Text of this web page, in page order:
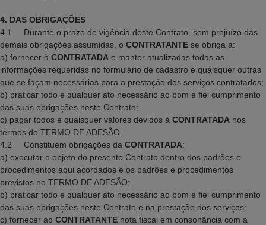
4. DAS OBRIGAÇÕES
4.1 Durante o prazo de vigência deste Contrato, sem prejuízo das
demais obrigações assumidas, o CONTRATANTE se obriga a:
a) fornecer à CONTRATADA e manter atualizadas todas as
informações requeridas no formulário de cadastro e quaisquer outras
que se façam necessárias para a prestação dos serviços contratados;
b) praticar todo e qualquer ato necessário ao bom e fiel cumprimento
das suas obrigações neste Contrato;
c) pagar todos e quaisquer valores devidos à CONTRATADA nos
termos do TERMO DE ADESÃO.
4.2 Constituem obrigações da CONTRATADA:
a) executar o objeto do presente Contrato dentro dos padrões e
procedimentos aqui acordados e os padrões e procedimentos
previstos no TERMO DE ADESÃO;
b) praticar todo e qualquer ato necessário ao bom e fiel cumprimento
das suas obrigações neste Contrato e na prestação dos serviços;
c) fornecer ao CONTRATANTE nota fiscal em consonância com a